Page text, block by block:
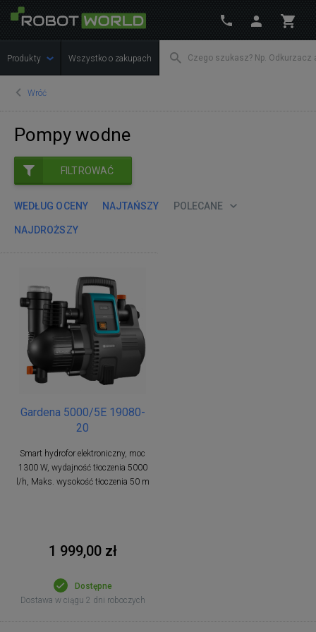
Produkty Wszystko o zakupach
Wróć
Pompy wodne
FILTROWAĆ
WEDŁUG OCENY NAJTAŃSZY POLECANE
NAJDROŻSZY
Gardena 5000/5E 19080-
20
Smart hydrofor elektroniczny, moc
1300 W, wydajność tłoczenia 5000
l/h, Maks. wysokość tłoczenia 50 m
1 999,00 zł
Dostępne
Dostawa w ciągu 2 dni roboczych